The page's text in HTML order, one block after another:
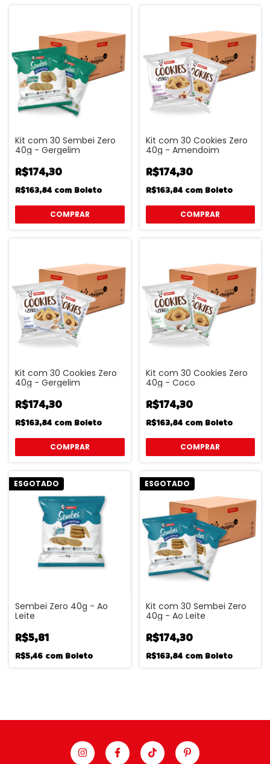
Kit com 30 Sembei Zero
40g - Gergelim
R$174,30
R$163,84 com Boleto
Kit com 30 Cookies Zero
40g - Amendoim
R$174,30
R$163,84 com Boleto
Kit com 30 Cookies Zero
40g - Gergelim
R$174,30
R$163,84 com Boleto
Kit com 30 Cookies Zero
40g - Coco
R$174,30
R$163,84 com Boleto
ESGOTADO
Sembei Zero 40g - Ao
Leite
R$5,81
R$5,46 com Boleto
ESGOTADO
Kit com 30 Sembei Zero
40g - Ao Leite
R$174,30
R$163,84 com Boleto